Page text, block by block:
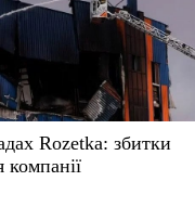
Rozetka: збитки
компанії